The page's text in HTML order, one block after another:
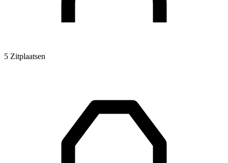
5 Zitplaatsen